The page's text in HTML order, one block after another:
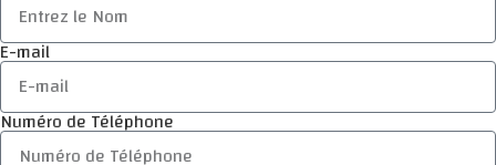
E-mail
Numéro de Téléphone